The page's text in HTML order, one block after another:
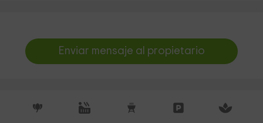
Enviar mensaje al propietario